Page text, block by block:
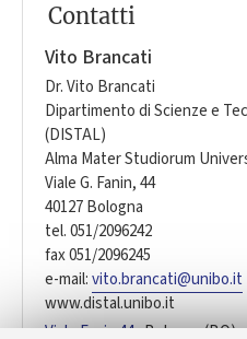
Contatti
Vito Brancati
Dr. Vito Brancati
Dipartimento di Scienze e
(DISTAL)
Alma Mater Studiorum
Viale G. Fanin, 44
40127 Bologna
tel. 051/2096242
fax 051/2096245
e-mail:vito.brancati@unibo.it
www.distal.unibo.it
Viale Fanin 44Bologna (BO)